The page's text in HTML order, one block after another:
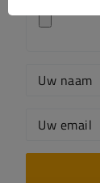
Uw naam
Uw email